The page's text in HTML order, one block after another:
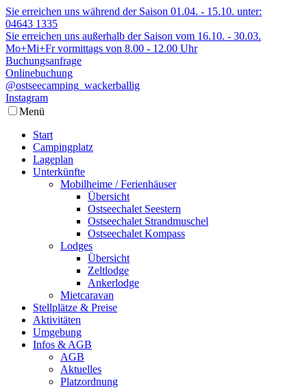
Sie erreichen uns während der Saison 01.04. - 15.10. unter:
04643 1335
Sie erreichen uns außerhalb der Saison vom 16.10. - 30.03.
Mo+Mi+Fr vormittags von 8.00 - 12.00 Uhr
Buchungsanfrage
Onlinebuchung
@ostseecamping_wackerballig
Instagram
Menü
Start
Campingplatz
Lageplan
Unterkünfte
Mobilheime / Ferienhäuser
Übersicht
Ostseechalet Seestern
Ostseechalet Strandmuschel
Ostseechalet Kompass
Lodges
Übersicht
Zeltlodge
Ankerlodge
Mietcaravan
Stellplätze & Preise
Aktivitäten
Umgebung
Infos & AGB
AGB
Aktuelles
Platzordnung